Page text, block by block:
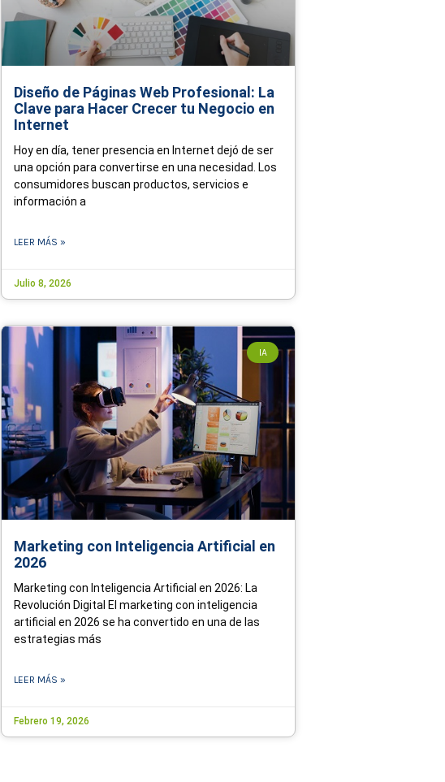
Diseño de Páginas Web Profesional: La
Clave para Hacer Crecer tu Negocio en
Internet
Hoy en día, tener presencia en Internet dejó de ser
una opción para convertirse en una necesidad. Los
consumidores buscan productos, servicios e
información a
LEER MÁS »
Julio 8, 2026
IA
Marketing con Inteligencia Artificial en
2026
Marketing con Inteligencia Artificial en 2026: La
Revolución Digital El marketing con inteligencia
artificial en 2026 se ha convertido en una de las
estrategias más
LEER MÁS »
Febrero 19, 2026